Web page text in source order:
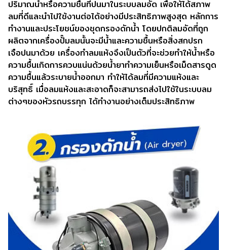
ปริมาณน้ำหรือความชื้นที่ปนมาในระบบลมอัด เพื่อให้ได้สภาพ
ลมที่ดีและนำไปใช้งานต่อได้อย่างมีประสิทธิภาพสูงสุด หลักการ
ทำงานและประโยชน์ของชุดกรองดักน้ำ โดยปกติลมอัดที่ถูก
ผลิตจากเครื่องปั๊มลมนั้นจะมีน้ำและความชื้นหรือสิ่งสกปรก
เจือปนมาด้วย เครื่องทำลมแห้งจึงเป็นตัวที่จะช่วยทำให้น้ำหรือ
ความชื้นเกิดการควบแน่นด้วยน้ำยาทำความเย็นหรือเม็ดสารดูด
ความชื้นแล้วระบายน้ำออกมา ทำให้ได้ลมที่มีความแห้งและ
บริสุทธิ์ เมื่อลมแห้งและสะอาดก็จะสามารถส่งไปใช้ในระบบลม
ต่างๆของหัวรถบรรทุก ได้ทำงานอย่างเต็มประสิทธิภาพ